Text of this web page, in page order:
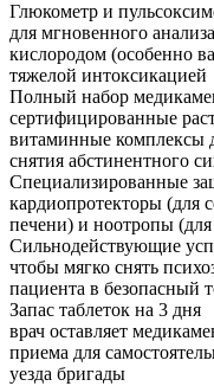
Глюкометр и
для мгновенного
кислородом (особенно
тяжелой интоксикацией
Полный набор
сертифицированные
витаминные комплексы
снятия абстинентного
Специализированные
кардиопротекторы (для
печени) и ноотропы
Сильнодействующие
чтобы мягко снять
пациента в безопасный
Запас таблеток на 3 дня
врач оставляет
приема для
уезда бригады